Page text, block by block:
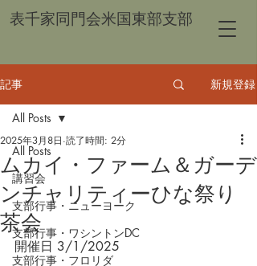
表千家同門会米国東部支部
記事 新規登録
All Posts
講習会
支部行事・ニューヨーク
支部行事・ワシントンDC
支部行事・フロリダ
All Posts
ムカイ・ファーム＆ガーデ
ンチャリティーひな祭り
茶会
2025年3月8日 読了時間: 2分
開催日 3/1/2025